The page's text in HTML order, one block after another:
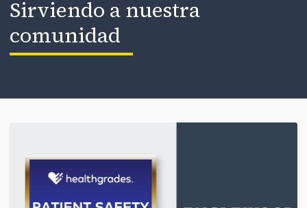
Sirviendo a nuestra
comunidad